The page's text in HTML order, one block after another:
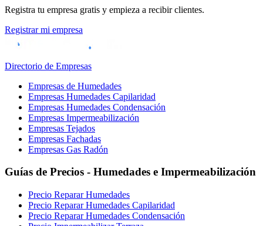
Registra tu empresa gratis y empieza a recibir clientes.
Registrar mi empresa
Directorio de Empresas
Empresas de Humedades
Empresas Humedades Capilaridad
Empresas Humedades Condensación
Empresas Impermeabilización
Empresas Tejados
Empresas Fachadas
Empresas Gas Radón
Guías de Precios - Humedades e Impermeabilización
Precio Reparar Humedades
Precio Reparar Humedades Capilaridad
Precio Reparar Humedades Condensación